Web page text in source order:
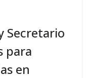
Secretario
para
en